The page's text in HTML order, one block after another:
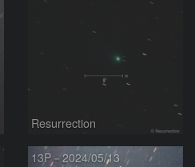
Resurrection
13P－2024/05/13